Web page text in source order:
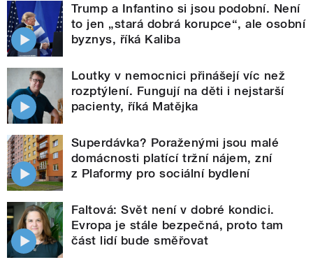
Trump a Infantino si jsou podobní. Není
to jen „stará dobrá korupce“, ale osobní
byznys, říká Kaliba
Loutky v nemocnici přinášejí víc než
rozptýlení. Fungují na děti i nejstarší
pacienty, říká Matějka
Superdávka? Poraženými jsou malé
domácnosti platící tržní nájem, zní
z Plaformy pro sociální bydlení
Faltová: Svět není v dobré kondici.
Evropa je stále bezpečná, proto tam
část lidí bude směřovat